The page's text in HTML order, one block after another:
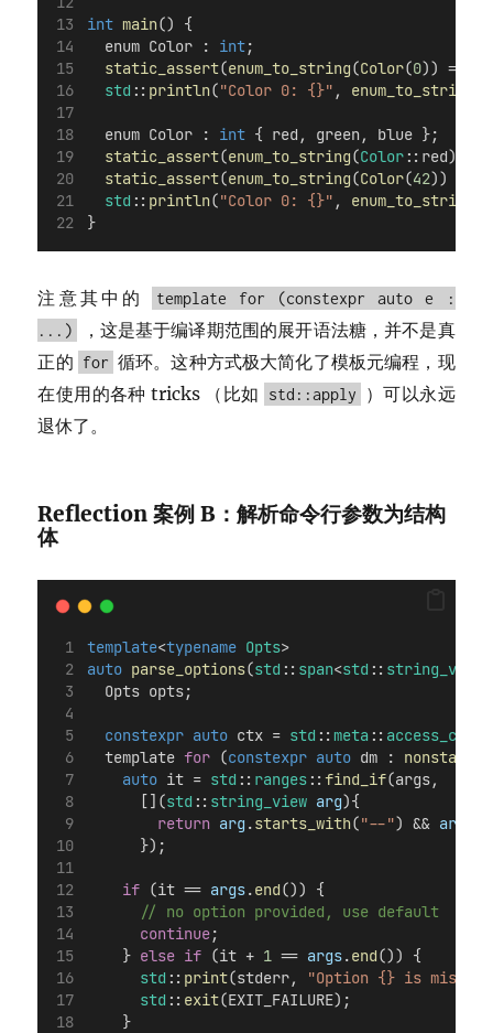
int main() {
  enum Color :
int;
static_assert(enum_to_string(Color(0)) ==
std :: println("Color 0: {}" , enum_to_string
  enum Color :
int { red, green, blue };
static_assert(enum_to_string(Color ::red) ==
static_assert(enum_to_string(Color(42)) ==
std :: println("Color 0: {}" , enum_to_string
}
注意其中的
template for (constexpr auto e :
...)
，这是基于编译期范围的展开语法糖，并不是真
正的 for 循环。这种方式极大简化了模板元编程，现
在使用的各种 tricks （比如
std::apply
）可以永远
退休了。
Reflection 案例 B：解析命令行参数为结构
体
template<typename Opts>
auto parse_options(std :: span<std :: string_view
  Opts opts;
constexpr auto ctx = std ::meta ::
  template
for (constexpr auto dm :
auto it = std :: ranges ::find_if(args,
      [](
std :: string_view arg){
return arg .starts_with("--") && arg
      });
if (it == args.end()) {
      // no option provided, use default
continue;
    }
else if (it + 1 == args.end()) {
std :: print(stderr, "Option {} is
std :: exit(EXIT_FAILURE);
    }